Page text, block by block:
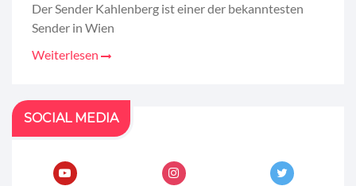
Der Sender Kahlenberg ist einer der bekanntesten
Sender in Wien
Weiterlesen
SOCIAL MEDIA